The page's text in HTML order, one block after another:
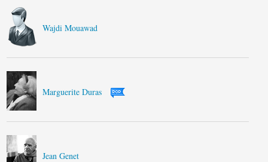
Wajdi Mouawad
Marguerite Duras
Jean Genet